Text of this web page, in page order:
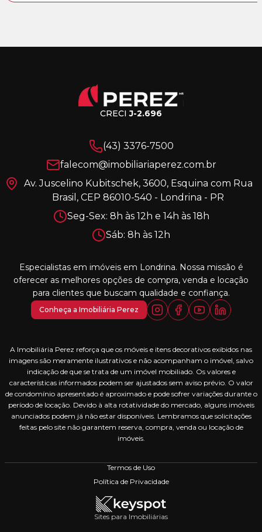
CRECIJ-2.696
(43) 3376-7500
falecom@imobiliariaperez.com.br
Av. Juscelino Kubitschek, 3600, Esquina com Rua
Brasil, CEP 86010-540 - Londrina - PR
Seg-Sex: 8h às 12h e 14h às 18h
Sáb: 8h às 12h
Especialistas em imóveis em Londrina. Nossa missão é
oferecer as melhores opções de compra, venda e locação
para clientes que buscam qualidade e confiança.
Conheça a Imobiliária Perez
A Imobiliária Perez reforça que os móveis e itens decorativos exibidos nas
imagens são meramente ilustrativos e não acompanham o imóvel, salvo
indicação de que se trata de um imóvel mobiliado. Os valores e
características informados podem ser ajustados sem aviso prévio. O valor
de condomínio apresentado é aproximado e pode sofrer variações durante o
período de locação. Devido à alta rotatividade do mercado, alguns imóveis
anunciados podem já não estar disponíveis. Lembramos que solicitações
feitas pelo site não garantem reserva, compra, venda ou locação de
imóveis.
Termos de Uso
Política de Privacidade
Sites para Imobiliárias